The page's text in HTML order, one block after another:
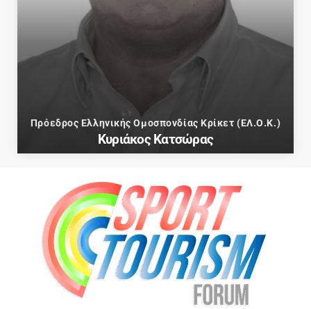
Πρόεδρος Ελληνικής Ομοσπονδίας Κρίκετ (ΕΛ.Ο.Κ.)
Κυριάκος Κατσώρας